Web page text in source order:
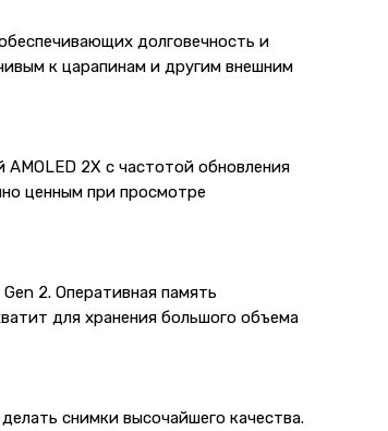
долговечность и
к царапинам и другим внешним
2X с частотой обновления
ценным при просмотре
2. Оперативная память
для хранения большого объема
снимки высочайшего качества.